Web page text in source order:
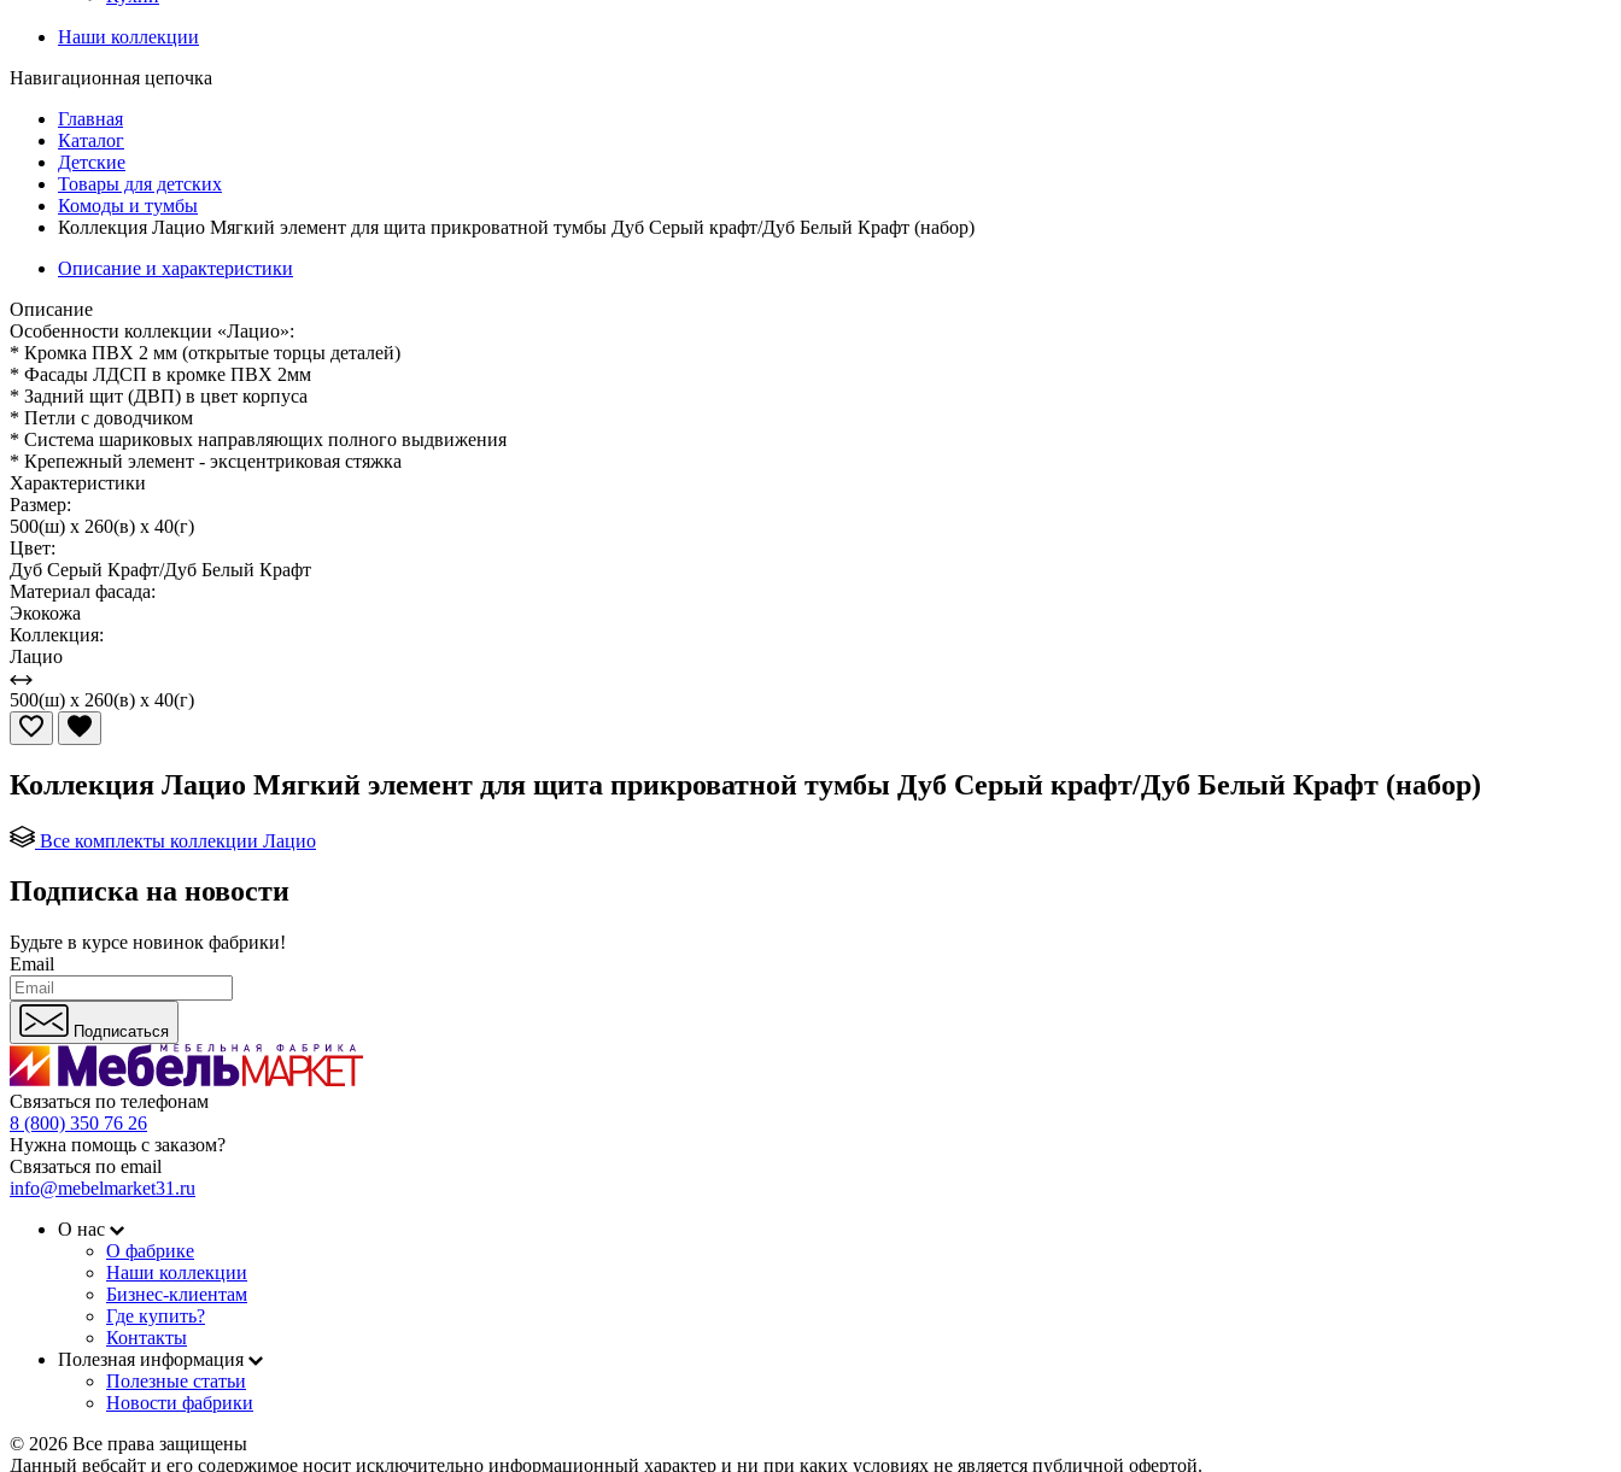
Наши коллекции
Навигационная цепочка
Главная
Каталог
Детские
Товары для детских
Комоды и тумбы
Коллекция Лацио Мягкий элемент для щита прикроватной тумбы Дуб Серый крафт/Дуб Белый Крафт (набор)
Описание и характеристики
Описание
Особенности коллекции «Лацио»:
* Кромка ПВХ 2 мм (открытые торцы деталей)
* Фасады ЛДСП в кромке ПВХ 2мм
* Задний щит (ДВП) в цвет корпуса
* Петли с доводчиком
* Система шариковых направляющих полного выдвижения
* Крепежный элемент - эксцентриковая стяжка
Характеристики
Размер:
500(ш) x 260(в) x 40(г)
Цвет:
Дуб Серый Крафт/Дуб Белый Крафт
Материал фасада:
Экокожа
Коллекция:
Лацио
500(ш) x 260(в) x 40(г)
Коллекция Лацио Мягкий элемент для щита прикроватной тумбы Дуб Серый крафт/Дуб Белый Крафт (набор)
Все комплекты коллекции Лацио
Подписка на новости
Будьте в курсе новинок фабрики!
Email
Подписаться
Связаться по телефонам
8 (800) 350 76 26
Нужна помощь с заказом?
Связаться по email
info@mebelmarket31.ru
О нас
О фабрике
Наши коллекции
Бизнес-клиентам
Где купить?
Контакты
Полезная информация
Полезные статьи
Новости фабрики
© 2026 Все права защищены
Данный вебсайт и его содержимое носит исключительно информационный характер и ни при каких условиях не является публичной офертой.